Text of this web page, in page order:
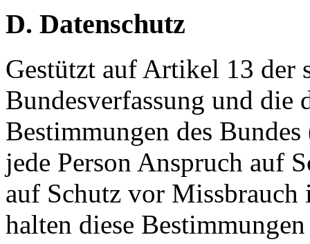
D. Datenschutz
Gestützt auf Artikel 13 der
Bundesverfassung und die
Bestimmungen des
jede Person Anspruch auf
auf Schutz vor
halten diese